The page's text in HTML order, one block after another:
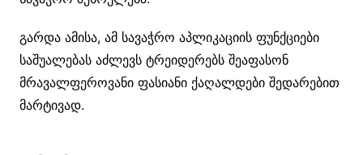
გარდა ამისა, ამ სავაჭრო აპლიკაციის ფუნქციები
საშუალებას აძლევს ტრეიდერებს შეაფასონ
მრავალფეროვანი ფასიანი ქაღალდები შედარებით
მარტივად.